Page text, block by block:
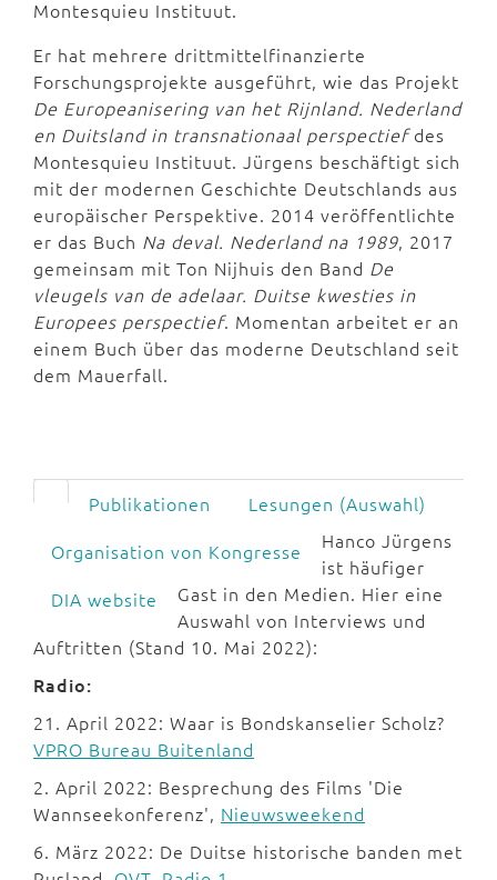
Montesquieu Instituut.
Er hat mehrere drittmittelfinanzierte
Forschungsprojekte ausgeführt, wie das Projekt
De Europeanisering van het Rijnland. Nederland
en Duitsland in transnationaal perspectiefdes
Montesquieu Instituut. Jürgens beschäftigt sich
mit der modernen Geschichte Deutschlands aus
europäischer Perspektive. 2014 veröffentlichte
er das Buch Na deval. Nederland na 1989, 2017
gemeinsam mit Ton Nijhuis den Band De
vleugels van de adelaar. Duitse kwesties in
Europees perspectief. Momentan arbeitet er an
einem Buch über das moderne Deutschland seit
dem Mauerfall.
Publikationen
Lesungen (Auswahl)
Organisation von Kongresse
DIA website
Hanco Jürgens
ist häufiger
Gast in den Medien. Hier eine
Auswahl von Interviews und
Auftritten (Stand 10. Mai 2022):
Radio:
21. April 2022: Waar is Bondskanselier Scholz?
VPRO Bureau Buitenland
2. April 2022: Besprechung des Films 'Die
Wannseekonferenz', Nieuwsweekend
6. März 2022: De Duitse historische banden met